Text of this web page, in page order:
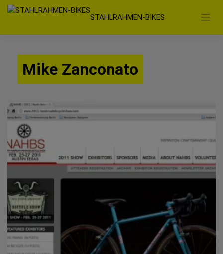
Zum
springen
STAHLRAHMEN-BIKES
Mike Zanconato